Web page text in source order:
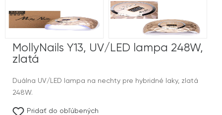
MollyNails Y13, UV/LED lampa 248W,
zlatá
Duálna UV/LED lampa na nechty pre hybridné laky, zlatá
248W.
Pridať do obľúbených